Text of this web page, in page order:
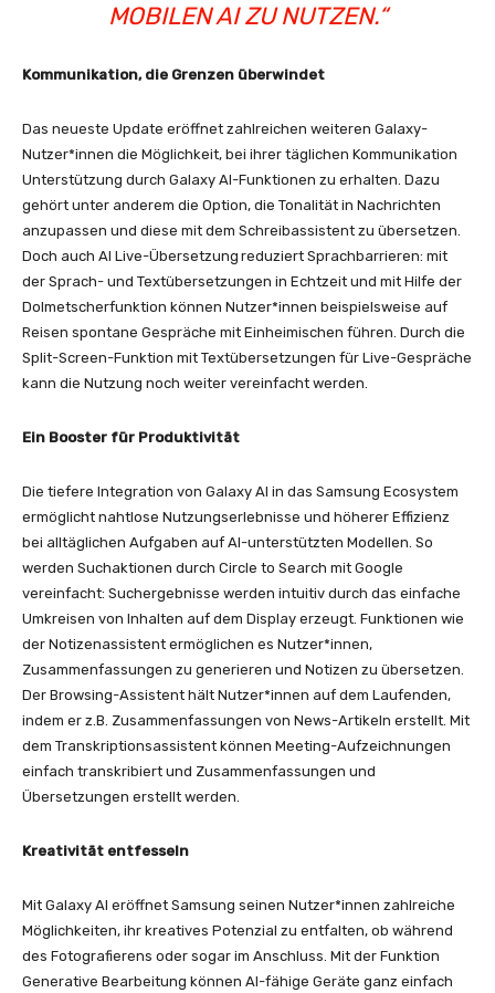
MOBILEN AI ZU NUTZEN.“
Kommunikation, die Grenzen überwindet
Das neueste Update eröffnet zahlreichen weiteren Galaxy-
Nutzer*innen die Möglichkeit, bei ihrer täglichen Kommunikation
Unterstützung durch Galaxy AI-Funktionen zu erhalten. Dazu
gehört unter anderem die Option, die Tonalität in Nachrichten
anzupassen und diese mit dem Schreibassistent zu übersetzen.
Doch auch AI Live-Übersetzung reduziert Sprachbarrieren: mit
der Sprach- und Textübersetzungen in Echtzeit und mit Hilfe der
Dolmetscherfunktion können Nutzer*innen beispielsweise auf
Reisen spontane Gespräche mit Einheimischen führen. Durch die
Split-Screen-Funktion mit Textübersetzungen für Live-Gespräche
kann die Nutzung noch weiter vereinfacht werden.
Ein Booster für Produktivität
Die tiefere Integration von Galaxy AI in das Samsung Ecosystem
ermöglicht nahtlose Nutzungserlebnisse und höherer Effizienz
bei alltäglichen Aufgaben auf AI-unterstützten Modellen. So
werden Suchaktionen durch Circle to Search mit Google
vereinfacht: Suchergebnisse werden intuitiv durch das einfache
Umkreisen von Inhalten auf dem Display erzeugt. Funktionen wie
der Notizenassistent ermöglichen es Nutzer*innen,
Zusammenfassungen zu generieren und Notizen zu übersetzen.
Der Browsing-Assistent hält Nutzer*innen auf dem Laufenden,
indem er z.B. Zusammenfassungen von News-Artikeln erstellt. Mit
dem Transkriptionsassistent können Meeting-Aufzeichnungen
einfach transkribiert und Zusammenfassungen und
Übersetzungen erstellt werden.
Kreativität entfesseln
Mit Galaxy AI eröffnet Samsung seinen Nutzer*innen zahlreiche
Möglichkeiten, ihr kreatives Potenzial zu entfalten, ob während
des Fotografierens oder sogar im Anschluss. Mit der Funktion
Generative Bearbeitung können AI-fähige Geräte ganz einfach